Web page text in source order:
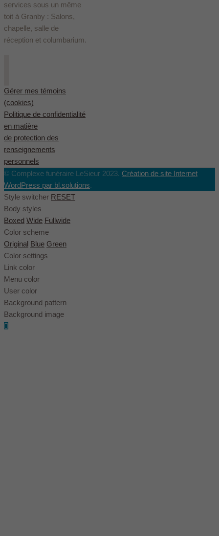
services sous un même
toit à Granby : Salons,
chapelle, salle de
réception et columbarium.
Gérer mes témoins
(cookies)
Politique de confidentialité
en matière
de protection des
renseignements
personnels
© Complexe funéraire LeSieur 2023. Création de site Internet
WordPress par bl.solutions.
Style switcher RESET
Body styles
Boxed Wide Fullwide
Color scheme
Original Blue Green
Color settings
Link color
Menu color
User color
Background pattern
Background image